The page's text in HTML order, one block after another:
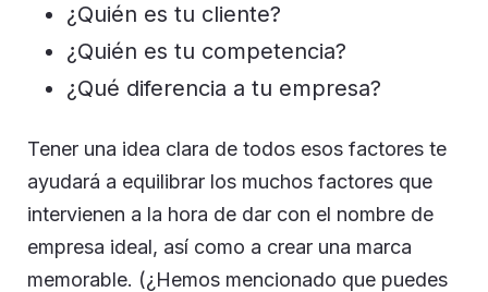
¿Quién es tu cliente?
¿Quién es tu competencia?
¿Qué diferencia a tu empresa?
Tener una idea clara de todos esos factores te
ayudará a equilibrar los muchos factores que
intervienen a la hora de dar con el nombre de
empresa ideal, así como a crear una marca
memorable. (¿Hemos mencionado que puedes